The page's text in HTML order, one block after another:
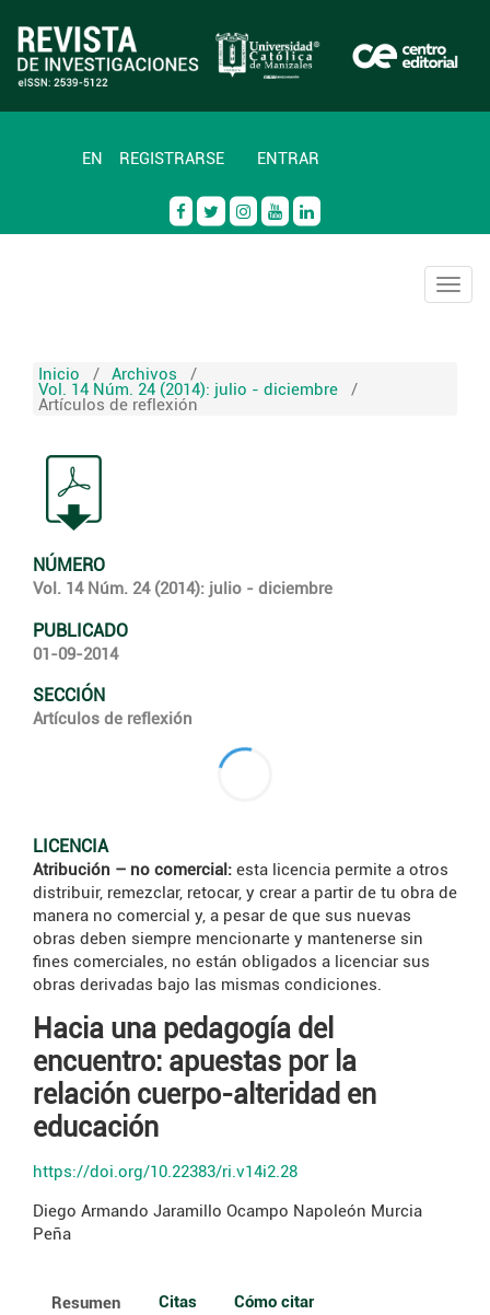
EN REGISTRARSE ENTRAR
Inicio / Archivos /
Vol. 14 Núm. 24 (2014): julio - diciembre /
Artículos de reflexión
NÚMERO
Vol. 14 Núm. 24 (2014): julio - diciembre
PUBLICADO
01-09-2014
SECCIÓN
Artículos de reflexión
LICENCIA
Atribución – no comercial: esta licencia permite a otros
distribuir, remezclar, retocar, y crear a partir de tu obra de
manera no comercial y, a pesar de que sus nuevas
obras deben siempre mencionarte y mantenerse sin
fines comerciales, no están obligados a licenciar sus
obras derivadas bajo las mismas condiciones.
Hacia una pedagogía del
encuentro: apuestas por la
relación cuerpo-alteridad en
educación
https://doi.org/10.22383/ri.v14i2.28
Diego Armando Jaramillo Ocampo Napoleón Murcia
Peña
Resumen Citas Cómo citar